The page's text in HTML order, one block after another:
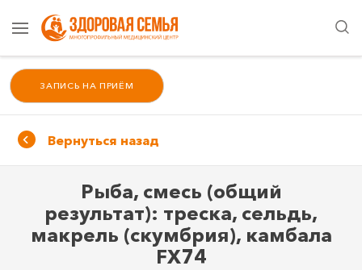
ЗАПИСЬ НА ПРИЁМ
Вернуться назад
Рыба, смесь (общий
результат): треска, сельдь,
макрель (скумбрия), камбала
FX74